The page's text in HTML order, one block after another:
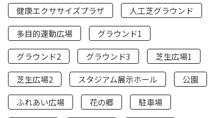
健康エクササイズプラザ
人工芝グラウンド
多目的運動広場
グラウンド1
グラウンド2
グラウンド3
芝生広場1
芝生広場2
スタジアム展示ホール
公園
ふれあい広場
花の郷
駐車場